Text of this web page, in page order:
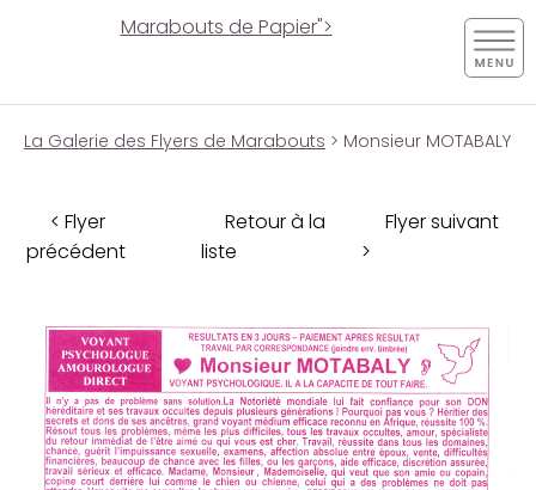
Marabouts de Papier">
La Galerie des Flyers de Marabouts > Monsieur MOTABALY
< Flyer
précédent
Retour à la
liste
Flyer suivant
>